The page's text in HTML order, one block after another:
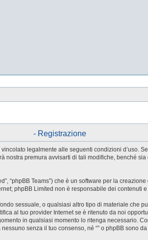
- Registrazione
vincolato legalmente alle seguenti condizioni
nostra premura avvisarti di tali modifiche, benché
“phpBB Teams”) che è un software per la
phpBB Limited non è responsabile dei contenuti
sessuale, o qualsiasi altro tipo di materiale che
al tuo provider Internet se è ritenuto da noi
in qualsiasi momento lo ritenga necessario.
senza il tuo consenso, né “” o phpBB sono